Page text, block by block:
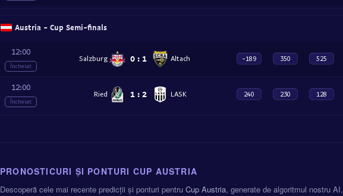
Austria - Cup Semi-finals
12:00
Încheiat
Salzburg 0 : 1 Altach -189 350 525
12:00
Încheiat
Ried 1 : 2 LASK 240 230 128
PRONOSTICURI ȘI PONTURI CUP AUSTRIA
Descoperă cele mai recente predicții și ponturi pentru Cup Austria, generate de algoritmul nostru AI,